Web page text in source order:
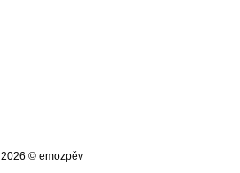
2026 © emozpěv